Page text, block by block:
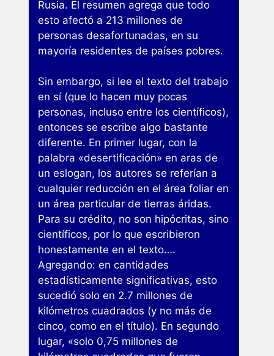
Rusia. El resumen agrega que todo
esto afectó a 213 millones de
personas desafortunadas, en su
mayoría residentes de países pobres.
Sin embargo, si lee el texto del trabajo
en sí (que lo hacen muy pocas
personas, incluso entre los científicos),
entonces se escribe algo bastante
diferente. En primer lugar, con la
palabra «desertificación» en aras de
un eslogan, los autores se referían a
cualquier reducción en el área foliar en
un área particular de tierras áridas.
Para su crédito, no son hipócritas, sino
científicos, por lo que escribieron
honestamente en el texto….
Agregando: en cantidades
estadísticamente significativas, esto
sucedió solo en 2.7 millones de
kilómetros cuadrados (y no más de
cinco, como en el título). En segundo
lugar, «solo 0,75 millones de